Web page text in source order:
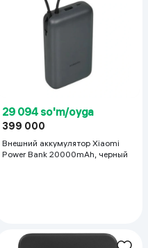
29 094 so'm/oyga
399 000
Внешний аккумулятор Xiaomi
Power Bank 20000mAh, черный